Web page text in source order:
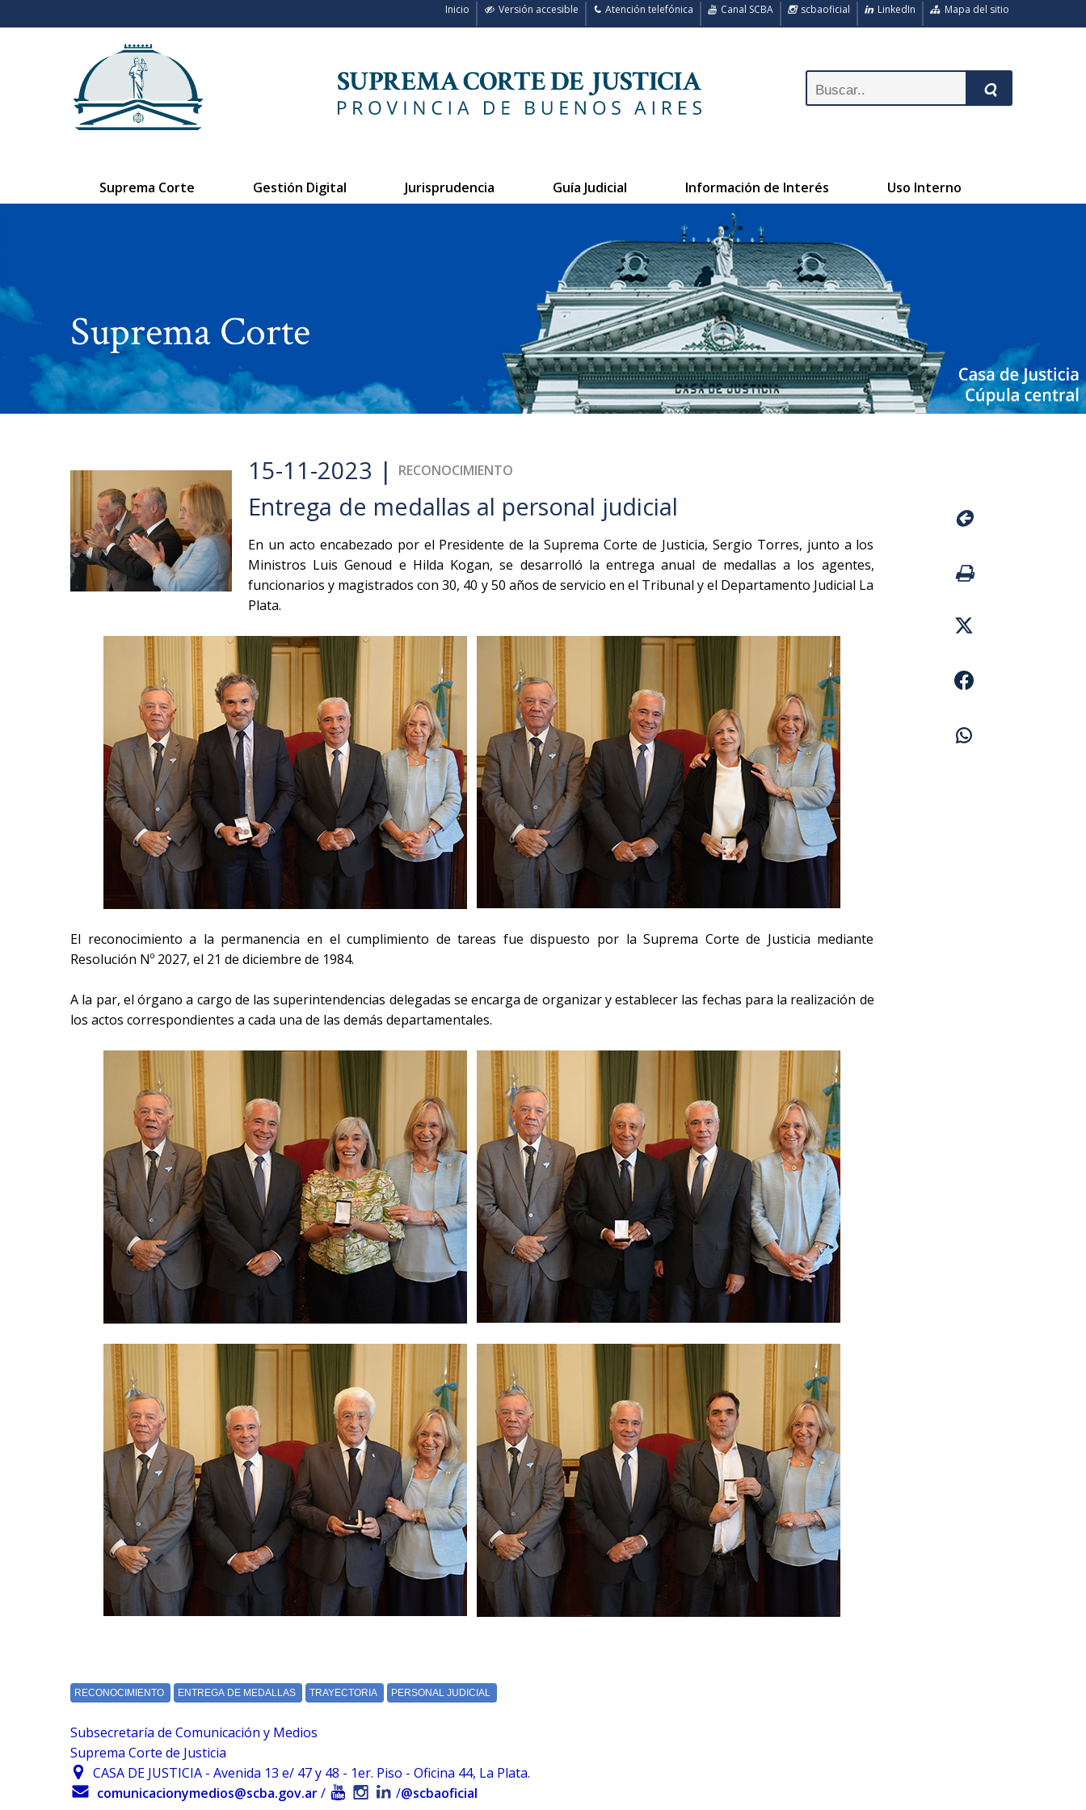
Mapa del sitio
LinkedIn
scbaoficial
Canal SCBA
Atención telefónica
Versión accesible
Inicio
Suprema Corte Gestión Digital Jurisprudencia Guía Judicial Información de Interés Uso Interno
Suprema Corte
15-11-2023 | RECONOCIMIENTO
Entrega de medallas al personal judicial
En un acto encabezado por el Presidente de la Suprema Corte de Justicia, Sergio Torres, junto a los
Ministros Luis Genoud e Hilda Kogan, se desarrolló la entrega anual de medallas a los agentes,
funcionarios y magistrados con 30, 40 y 50 años de servicio en el Tribunal y el Departamento Judicial La
Plata.
El reconocimiento a la permanencia en el cumplimiento de tareas fue dispuesto por la Suprema Corte de Justicia mediante
Resolución Nº 2027, el 21 de diciembre de 1984.
A la par, el órgano a cargo de las superintendencias delegadas se encarga de organizar y establecer las fechas para la realización de
los actos correspondientes a cada una de las demás departamentales.
Subsecretaría de Comunicación y Medios
Suprema Corte de Justicia
CASA DE JUSTICIA - Avenida 13 e/ 47 y 48 - 1er. Piso - Oficina 44, La Plata.
comunicacionymedios@scba.gov.ar/ /@scbaoficial